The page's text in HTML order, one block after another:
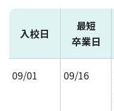
入校日
最短
卒業日
09/01 09/16